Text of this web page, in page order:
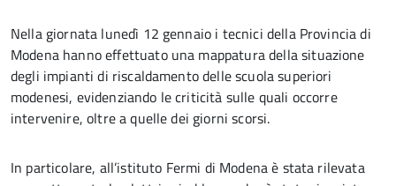
Nella giornata lunedì 12 gennaio i tecnici della Provincia di
Modena hanno effettuato una mappatura della situazione
degli impianti di riscaldamento delle scuola superiori
modenesi, evidenziando le criticità sulle quali occorre
intervenire, oltre a quelle dei giorni scorsi.
In particolare, all’istituto Fermi di Modena è stata rilevata